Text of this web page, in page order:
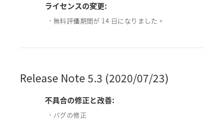
ライセンスの変更:
• 無料評価期間が 14 日になりました。
Release Note 5.3 (2020/07/23)
不具合の修正と改善:
• バグの修正